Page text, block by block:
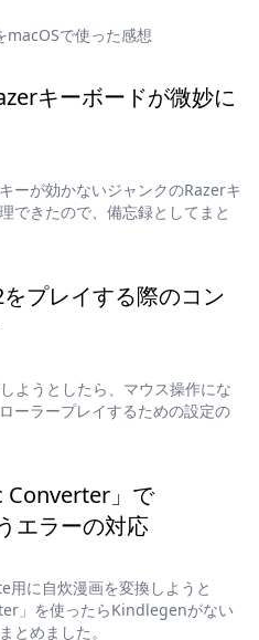
で使った感想
キーボードが微妙に
ーが効かないジャンクのRazerキ
できたので、備忘録としてまと
プレイする際のコン
ようとしたら、マウス操作にな
ーラープレイするための設定の
Converter」で
エラーの対応
に自炊漫画を変換しようと
」を使ったらKindlegenがない
とめました。